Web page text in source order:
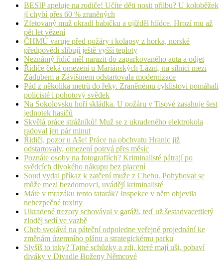
BESIP apeluje na rodiče! Učíte děti nosit přilbu? U koloběžek
jí chybí přes 60 % zraněných
Zfetovaný muž okradl babičku a ujížděl hlídce. Hrozí mu až
pět let vězení
ČHMÚ varuje před požáry i kolapsy z horka, norské
předpovědi slibují ještě vyšší teploty
Neznámý řidič měl narazit do zaparkovaného auta a odjet
Řidiče čeká omezení u Mariánských Lázní, na silnici mezi
Zádubem a Závišínem odstartovala modernizace
Pád z několika metrů do řeky. Zraněnému cyklistovi pomáhali
policisté i pohotový svědek
Na Sokolovsku hoří skládka. U požáru v Tisové zasahuje šest
jednotek hasičů
Skvělá práce strážníků! Muž se z ukradeného elektrokola
radoval jen pár minut
Řidiči, pozor u Aše! Práce na obchvatu Hranic již
odstartovaly, omezení potrvá přes měsíc
Poznáte osoby na fotografiích? Kriminalisté pátrají po
svědcích divokého nákupu bez placení
Soud vydal příkaz k zatčení muže z Chebu. Pohybovat se
může mezi bezdomovci, uvádějí kriminalisté
Máte v mrazáku tento tatarák? Inspekce v něm objevila
nebezpečné toxiny
Ukradené trezory schovával v garáži, teď už šestadvacetiletý
zloděj sedí ve vazbě
Cheb svolává na páteční odpoledne veřejné projednání ke
změnám územního plánu a strategickému parku
Slyšíš to taky? Tajné schůzky a zdi, které mají uši, pobaví
diváky v Divadle Boženy Němcové